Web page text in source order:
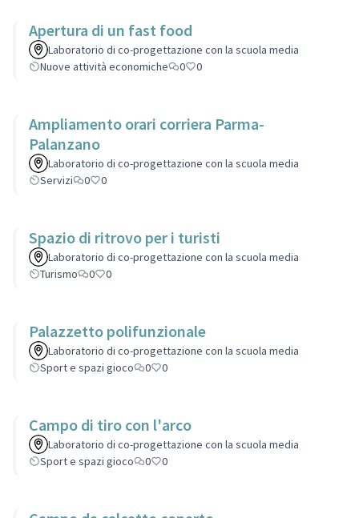
Apertura di un fast food
Laboratorio di co-progettazione con la scuola media
Nuove attività economiche
0 0
Ampliamento orari corriera Parma-
Palanzano
Laboratorio di co-progettazione con la scuola media
Servizi
0 0
Spazio di ritrovo per i turisti
Laboratorio di co-progettazione con la scuola media
Turismo
0 0
Palazzetto polifunzionale
Laboratorio di co-progettazione con la scuola media
Sport e spazi gioco
0 0
Campo di tiro con l'arco
Laboratorio di co-progettazione con la scuola media
Sport e spazi gioco
0 0